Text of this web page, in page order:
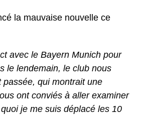
la mauvaise nouvelle ce
avec le Bayern Munich pour
le lendemain, le club nous
passée, qui montrait une
ont conviés à aller examiner
je me suis déplacé les 10